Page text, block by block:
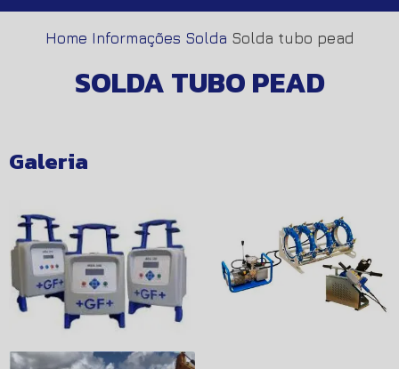
Home Informações Solda Solda tubo pead
SOLDA TUBO PEAD
Galeria